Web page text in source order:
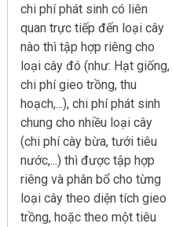
chi phí phát sinh có liên
quan trực tiếp đến loại cây
nào thì tập hợp riêng cho
loại cây đó (như: Hạt giống,
chi phí gieo trồng, thu
hoạch,...), chi phí phát sinh
chung cho nhiều loại cây
(chi phí cày bừa, tưới tiêu
nước,...) thì được tập hợp
riêng và phân bổ cho từng
loại cây theo diện tích gieo
trồng, hoặc theo một tiêu